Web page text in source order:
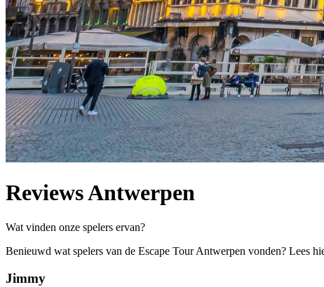
Reviews Antwerpen
Wat vinden onze spelers ervan?
Benieuwd wat spelers van de Escape Tour Antwerpen vonden? Lees
Jimmy